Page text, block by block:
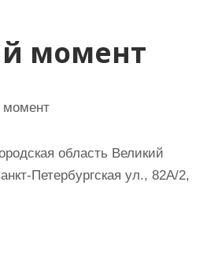
момент
область Великий
Петербургская ул., 82А/2,